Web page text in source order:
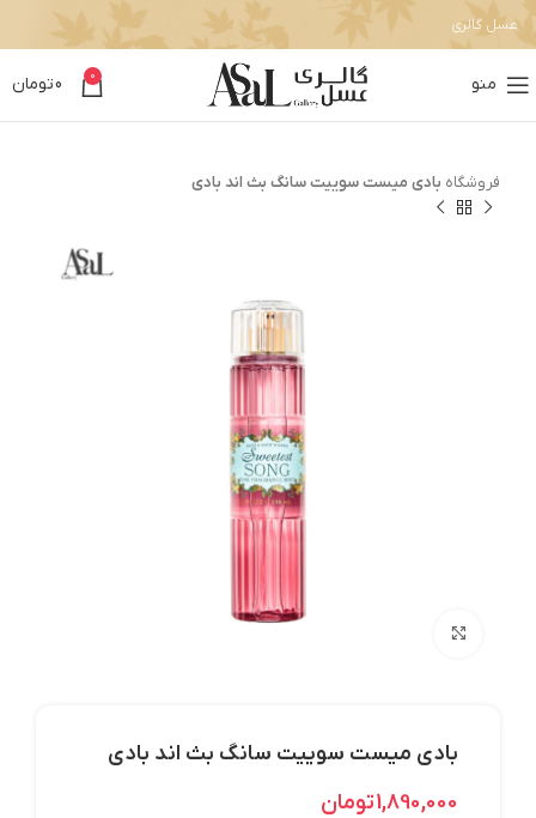
عسل گالری
منو 0
0تومان
فروشگاه بادی میست سوییت سانگ بث اند بادی
بادی میست سوییت سانگ بث اند بادی
1,890,000تومان